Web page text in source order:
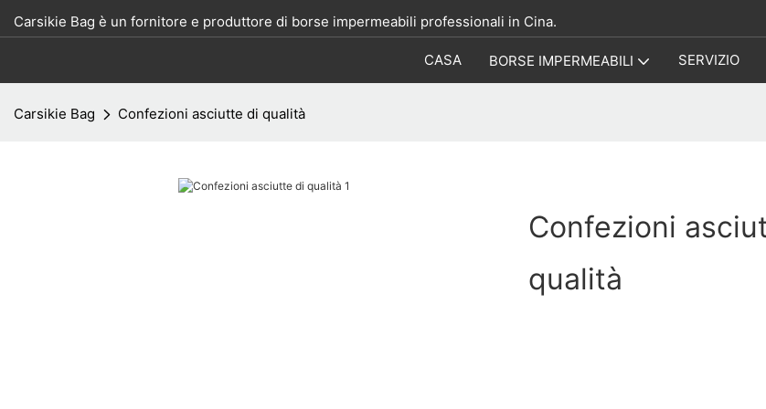
Carsikie Bag è un fornitore e produttore di borse impermeabili professionali in Cina.
CASA BORSE IMPERMEABILI SERVIZIO
Carsikie Bag Confezioni asciutte di qualità
Confezioni
qualità